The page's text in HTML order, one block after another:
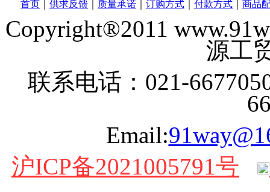
首页 供求反馈 质量承诺 订购方式 付款方式 商品
Copyright®2011
源工
联系电话：021-
Email:
沪ICP备2021005791号